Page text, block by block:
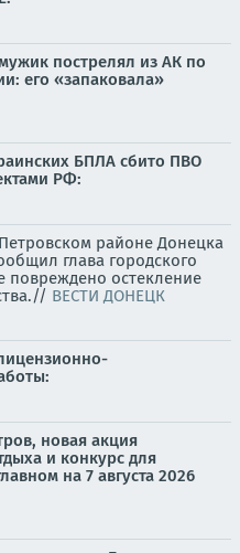
пострелял из АК по
его «запаковала»
БПЛА сбито ПВО
РФ:
районе Донецка
глава городского
повреждено остекление
ВЕСТИ ДОНЕЦК
новая акция
и конкурс для
на 7 августа 2026